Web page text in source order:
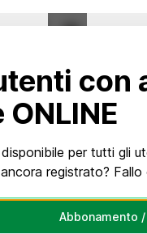
con
ONLINE
per tutti gli
registrato?
Abbonamento